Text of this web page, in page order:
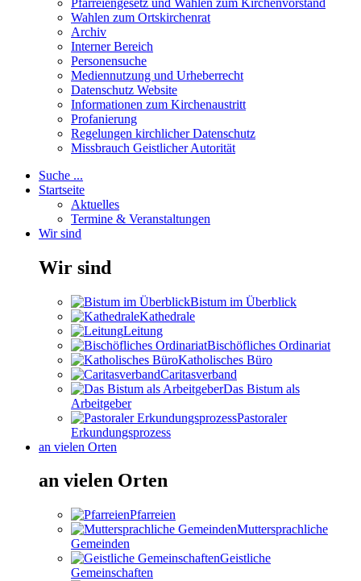
Wahlen zum Ortskirchenrat
Archiv
Interner Bereich
Personensuche
Mediennutzung und Urheberrecht
Datenschutz Website
Informationen zum Kirchenaustritt
Profanierung
Regelungen kirchlicher Datenschutz
Missbrauch Geistlicher Autorität
Suche ...
Startseite
Aktuelles
Termine & Veranstaltungen
Wir sind
Wir sind
Bistum im Überblick
Kathedrale
Leitung
Bischöfliches Ordinariat
Katholisches Büro
Caritasverband
Das Bistum als
Arbeitgeber
Pastoraler
Erkundungsprozess
an vielen Orten
an vielen Orten
Pfarreien
Muttersprachliche
Gemeinden
Geistliche
Gemeinschaften